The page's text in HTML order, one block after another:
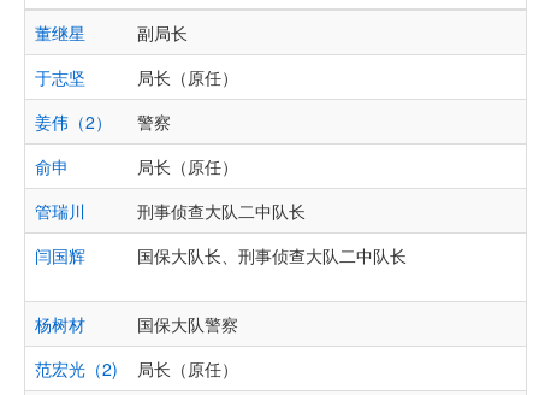
董继星
副局长
于志坚
局长（原任）
姜伟（2）
警察
俞申
局长（原任）
管瑞川
刑事侦查大队二中队长
闫国辉
国保大队长、刑事侦查大队二中队长
杨树材
国保大队警察
范宏光（2)
局长（原任）